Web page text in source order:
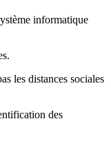
informatique
les distances sociales
des